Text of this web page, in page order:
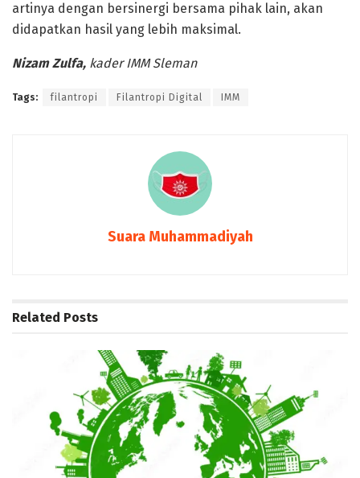
artinya dengan bersinergi bersama pihak lain, akan
didapatkan hasil yang lebih maksimal.
Nizam Zulfa, kader IMM Sleman
Tags: filantropi Filantropi Digital IMM
Suara Muhammadiyah
Related Posts